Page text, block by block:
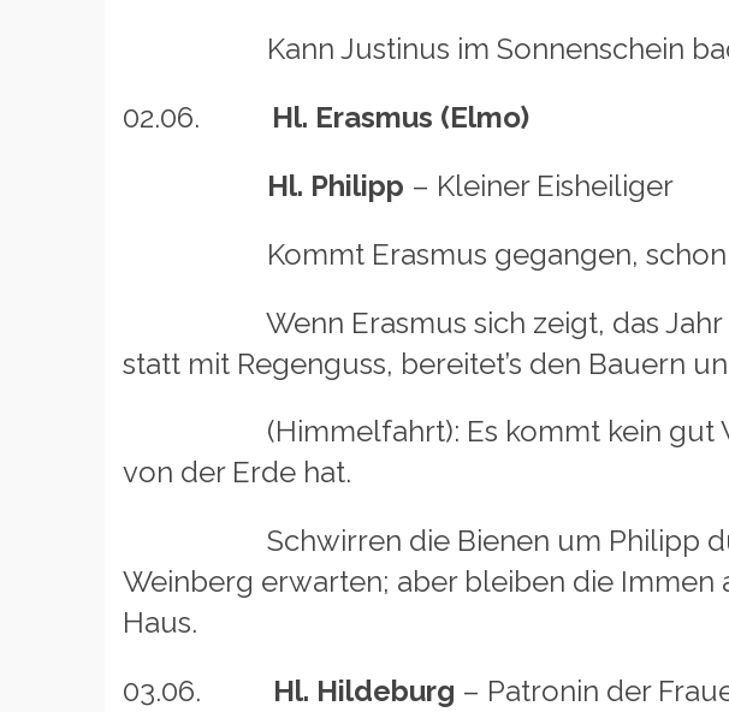
Kann Justinus im Sonnenschein
02.06. Hl. Erasmus (Elmo)
Hl. Philipp – Kleiner Eisheiliger
Kommt Erasmus gegangen, schon
Wenn Erasmus sich zeigt, das Jahr
statt mit Regenguss, bereitet’s den Bauern
(Himmelfahrt): Es kommt kein gut
von der Erde hat.
Schwirren die Bienen um Philipp
Weinberg erwarten; aber bleiben die Immen
Haus.
03.06. Hl. Hildeburg – Patronin der